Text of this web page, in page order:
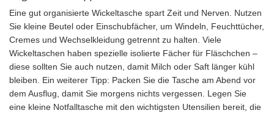
Eine gut organisierte Wickeltasche spart Zeit und Nerven. Nutzen
Sie kleine Beutel oder Einschubfächer, um Windeln, Feuchttücher,
Cremes und Wechselkleidung getrennt zu halten. Viele
Wickeltaschen haben spezielle isolierte Fächer für Fläschchen –
diese sollten Sie auch nutzen, damit Milch oder Saft länger kühl
bleiben. Ein weiterer Tipp: Packen Sie die Tasche am Abend vor
dem Ausflug, damit Sie morgens nichts vergessen. Legen Sie
eine kleine Notfalltasche mit den wichtigsten Utensilien bereit, die